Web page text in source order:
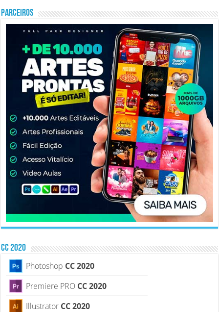
PARCEIROS
CC 2020
Photoshop CC 2020
Premiere PRO CC 2020
Illustrator CC 2020